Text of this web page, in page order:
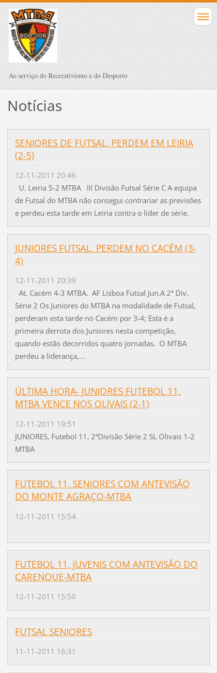
Ao serviço do Recreativismo e do Desporto
Notícias
SENIORES DE FUTSAL, PERDEM EM LEIRIA
(2-5)
12-11-2011 20:46
U. Leiria 5-2 MTBA III Divisão Futsal Série C A equipa
de Futsal do MTBA não consegui contrariar as previsões
e perdeu esta tarde em Leiria contra o lider de série.
JUNIORES FUTSAL, PERDEM NO CACÉM (3-
4)
12-11-2011 20:39
At. Cacém 4-3 MTBA. AF Lisboa Futsal Jun.A 2ª Div.
Série 2 Os Juniores do MTBA na modalidade de Futsal,
perderam esta tarde no Cacém por 3-4; Esta é a
primeira derrota dos Juniores nesta competição,
quando estão decorridos quatro jornadas. O MTBA
perdeu a liderança,...
ÚLTIMA HORA- JUNIORES FUTEBOL 11,
MTBA VENCE NOS OLIVAIS (2-1)
12-11-2011 19:51
JUNIORES, Futebol 11, 2ªDivisão Série 2 SL Olivais 1-2
MTBA
FUTEBOL 11, SENIORES COM ANTEVISÃO
DO MONTE AGRAÇO-MTBA
12-11-2011 15:54
FUTEBOL 11, JUVENIS COM ANTEVISÃO DO
CARENQUE-MTBA
12-11-2011 15:50
FUTSAL SENIORES
11-11-2011 16:31